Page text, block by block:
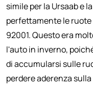
simile per la Ursaab e
perfettamente le
92001. Questo era
l'auto in inverno,
di accumularsi sulle
perdere aderenza